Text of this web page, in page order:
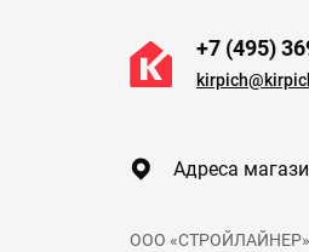
+7 (495)
Адреса
ООО «СТРОЙЛАЙНЕР»